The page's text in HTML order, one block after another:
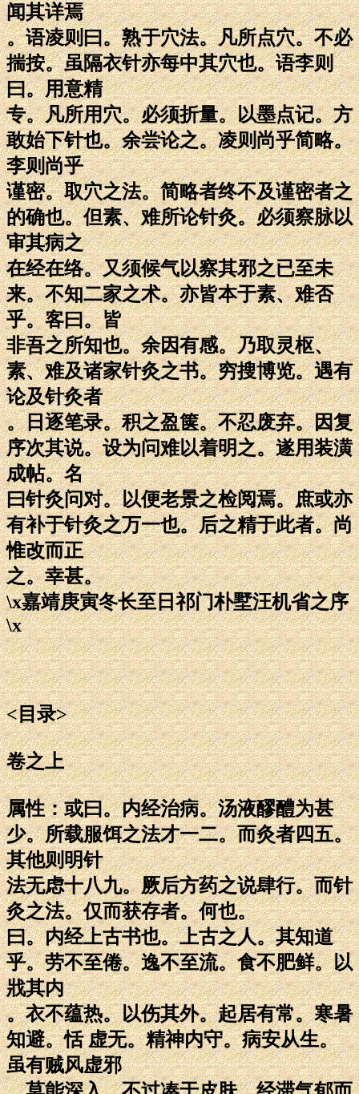
闻其详焉
。语凌则曰。熟于穴法。凡所点穴。不必
揣按。虽隔衣针亦每中其穴也。语李则
曰。用意精
专。凡所用穴。必须折量。以墨点记。方
敢始下针也。余尝论之。凌则尚乎简略。
李则尚乎
谨密。取穴之法。简略者终不及谨密者之
的确也。但素、难所论针灸。必须察脉以
审其病之
在经在络。又须候气以察其邪之已至未
来。不知二家之术。亦皆本于素、难否
乎。客曰。皆
非吾之所知也。余因有感。乃取灵枢、
素、难及诸家针灸之书。穷搜博览。遇有
论及针灸者
。日逐笔录。积之盈箧。不忍废弃。因复
序次其说。设为问难以着明之。遂用装潢
成帖。名
曰针灸问对。以便老景之检阅焉。庶或亦
有补于针灸之万一也。后之精于此者。尚
惟改而正
之。幸甚。
\x嘉靖庚寅冬长至日祁门朴墅汪机省之序
\x
<目录>
卷之上
属性：或曰。内经治病。汤液醪醴为甚
少。所载服饵之法才一二。而灸者四五。
其他则明针
法无虑十八九。厥后方药之说肆行。而针
灸之法。仅而获存者。何也。
曰。内经上古书也。上古之人。其知道
乎。劳不至倦。逸不至流。食不肥鲜。以
戕其内
。衣不蕴热。以伤其外。起居有常。寒暑
知避。恬 虚无。精神内守。病安从生。
虽有贼风虚邪